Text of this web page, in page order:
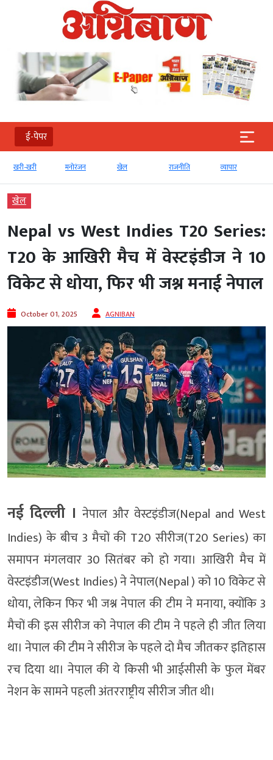
ई-पेपर
खरी-खरी मनोरंजन खेल राजनीति व्‍यापार
खेल
Nepal vs West Indies T20 Series:
T20 के आखिरी मैच में वेस्टइंडीज ने 10
विकेट से धोया, फिर भी जश्न मनाई नेपाल
October 01, 2025 AGNIBAN
नई दिल्‍ली । नेपाल और वेस्टइंडीज(Nepal and West
Indies) के बीच 3 मैचों की T20 सीरीज(T20 Series) का
समापन मंगलवार 30 सितंबर को हो गया। आखिरी मैच में
वेस्टइंडीज(West Indies) ने नेपाल(Nepal ) को 10 विकेट से
धोया, लेकिन फिर भी जश्न नेपाल की टीम ने मनाया, क्योंकि 3
मैचों की इस सीरीज को नेपाल की टीम ने पहले ही जीत लिया
था। नेपाल की टीम ने सीरीज के पहले दो मैच जीतकर इतिहास
रच दिया था। नेपाल की ये किसी भी आईसीसी के फुल मेंबर
नेशन के सामने पहली अंतरराष्ट्रीय सीरीज जीत थी।